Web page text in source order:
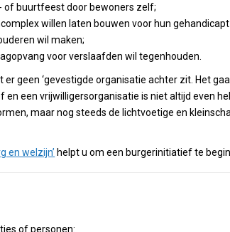
of buurtfeest door bewoners zelf;
willen laten bouwen voor hun
wil maken;
voor verslaafden wil tegenhouden.
geen ‘gevestigde organisatie achter zit. Het
en een vrijwilligersorganisatie is niet altijd even
maar nog steeds de lichtvoetige en
en welzijn’ helpt u om een burgerinitiatief te
of personen: